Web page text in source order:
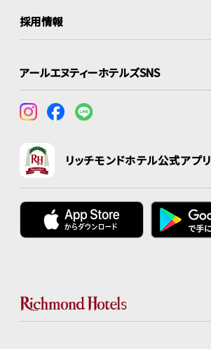
採用情報
アールエヌティーホテルズSNS
リッチモンドホテル公式アプリ